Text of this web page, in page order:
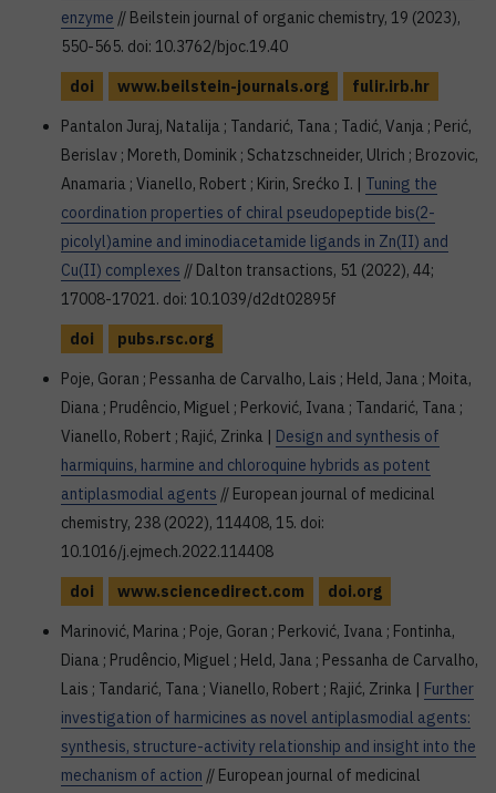
enzyme // Beilstein journal of organic chemistry, 19 (2023),
550-565. doi: 10.3762/bjoc.19.40
doi
www.beilstein-journals.org
fulir.irb.hr
Pantalon Juraj, Natalija ; Tandarić, Tana ; Tadić, Vanja ; Perić,
Berislav ; Moreth, Dominik ; Schatzschneider, Ulrich ; Brozovic,
Anamaria ; Vianello, Robert ; Kirin, Srećko I. | Tuning the
coordination properties of chiral pseudopeptide bis(2-
picolyl)amine and iminodiacetamide ligands in Zn(II) and
Cu(II) complexes // Dalton transactions, 51 (2022), 44;
17008-17021. doi: 10.1039/d2dt02895f
doi
pubs.rsc.org
Poje, Goran ; Pessanha de Carvalho, Lais ; Held, Jana ; Moita,
Diana ; Prudêncio, Miguel ; Perković, Ivana ; Tandarić, Tana ;
Vianello, Robert ; Rajić, Zrinka | Design and synthesis of
harmiquins, harmine and chloroquine hybrids as potent
antiplasmodial agents // European journal of medicinal
chemistry, 238 (2022), 114408, 15. doi:
10.1016/j.ejmech.2022.114408
doi
www.sciencedirect.com
doi.org
Marinović, Marina ; Poje, Goran ; Perković, Ivana ; Fontinha,
Diana ; Prudêncio, Miguel ; Held, Jana ; Pessanha de Carvalho,
Lais ; Tandarić, Tana ; Vianello, Robert ; Rajić, Zrinka | Further
investigation of harmicines as novel antiplasmodial agents:
synthesis, structure-activity relationship and insight into the
mechanism of action // European journal of medicinal